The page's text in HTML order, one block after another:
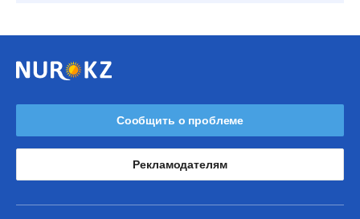
Сообщить о проблеме
Рекламодателям